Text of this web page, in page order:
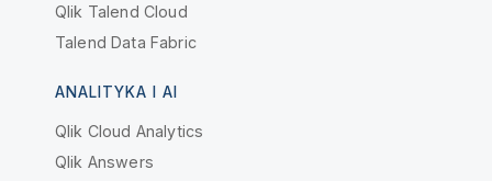
Qlik Talend Cloud
Talend Data Fabric
ANALITYKA I AI
Qlik Cloud Analytics
Qlik Answers